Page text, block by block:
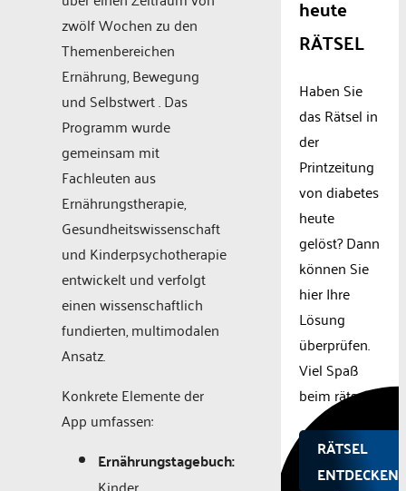
zwölf Wochen zu den
Themenbereichen
Ernährung, Bewegung
und Selbstwert . Das
Programm wurde
gemeinsam mit
Fachleuten aus
Ernährungstherapie,
Gesundheitswissenschaft
und Kinderpsychotherapie
entwickelt und verfolgt
einen wissenschaftlich
fundierten, multimodalen
Ansatz.
Konkrete Elemente der
App umfassen:
Ernährungstagebuch:
heute
RÄTSEL
Haben Sie
das Rätsel in
der
Printzeitung
von diabetes
heute
gelöst? Dann
können Sie
hier Ihre
Lösung
überprüfen.
Viel Spaß
beim rätseln.
RÄTSEL
ENTDECKEN!